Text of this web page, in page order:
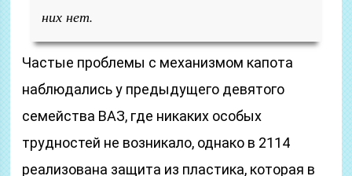
них нет.
Частые проблемы с механизмом капота
наблюдались у предыдущего девятого
семейства ВАЗ, где никаких особых
трудностей не возникало, однако в 2114
реализована защита из пластика, которая в